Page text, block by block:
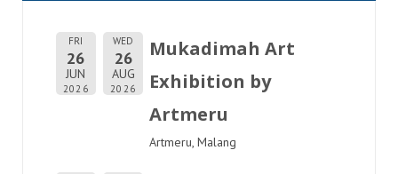
FRI
26
JUN
2026
WED
26
AUG
2026
Mukadimah Art
Exhibition by
Artmeru
Artmeru, Malang